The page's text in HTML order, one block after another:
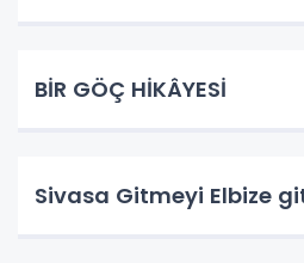
BİR GÖÇ HİKÂYESİ
Sivasa Gitmeyi Elbize